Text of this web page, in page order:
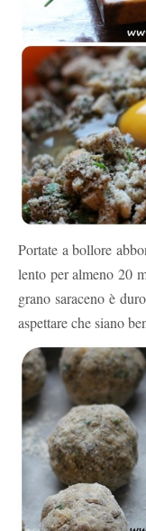
Portate a bollore
lento per almeno 20
grano saraceno è
aspettare che siano